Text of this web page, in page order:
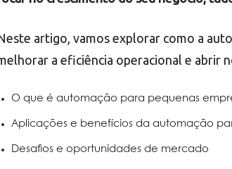
artigo, vamos explorar como a
a eficiência operacional e abrir
O que é automação para pequenas
⁠Aplicações e benefícios da automação
Desafios e oportunidades de mercado